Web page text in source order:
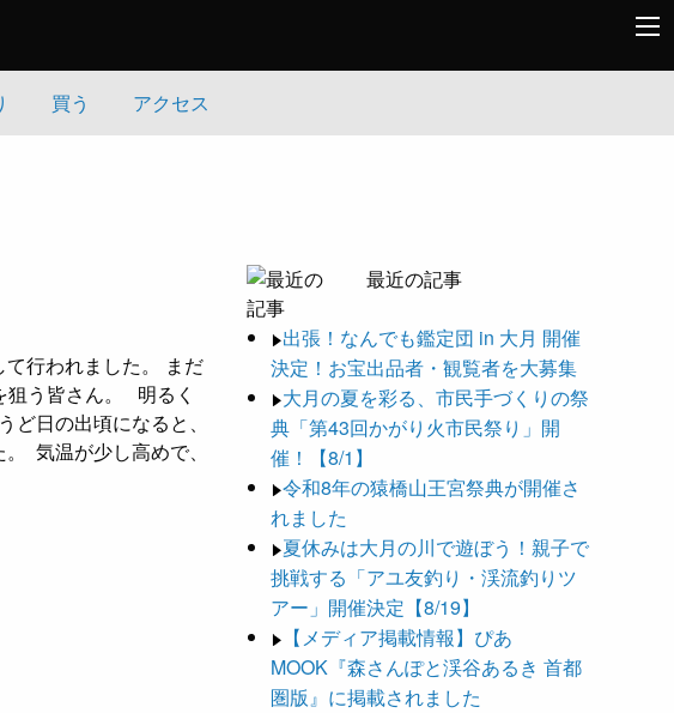
買う アクセス
行われました。 まだ
う皆さん。
明るく
ど日の出頃になると、
気温が少し高めで、
最近の記事
出張！なんでも鑑定団 in 大月 開催
決定！お宝出品者・観覧者を大募集
大月の夏を彩る、市民手づくりの祭
典「第43回かがり火市民祭り」開
催！【8/1】
令和8年の猿橋山王宮祭典が開催さ
れました
夏休みは大月の川で遊ぼう！親子で
挑戦する「アユ友釣り・渓流釣りツ
アー」開催決定【8/19】
【メディア掲載情報】ぴあ
MOOK『森さんぽと渓谷あるき 首都
圏版』に掲載されました